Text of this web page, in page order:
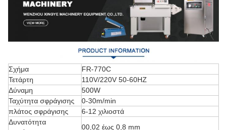
Σχήμα
FR-770C
Τετάρτη
110V/220V 50-60HZ
Δύναμη
500W
Ταχύτητα σφράγισης
0-30m/min
πλάτος σφράγισης
6-12 χιλιοστά
Δυνατότητα
00,02 έως 0,8 mm